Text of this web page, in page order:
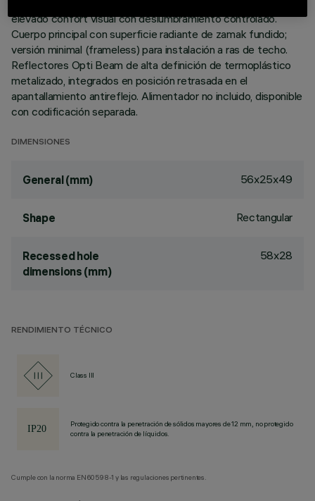
elevado confort visual con deslumbramiento controlado.
Cuerpo principal con superficie radiante de zamak fundido;
versión minimal (frameless) para instalación a ras de techo.
Reflectores Opti Beam de alta definición de termoplástico
metalizado, integrados en posición retrasada en el
apantallamiento antireflejo. Alimentador no incluido, disponible
con codificación separada.
DIMENSIONES
General (mm) 56x25x49
Shape Rectangular
Recessed hole
dimensions (mm)
58x28
RENDIMIENTO TÉCNICO
Class III
Protegido contra la penetración de sólidos mayores de 12 mm, no protegido
contra la penetración de líquidos.
Cumple con la norma EN60598-1 y las regulaciones pertinentes.